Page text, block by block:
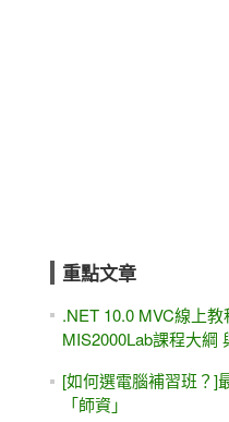
重點文章
.NET 10.0 MVC線上
MIS2000Lab課程大綱
[如何選電腦補習班？]
「師資」